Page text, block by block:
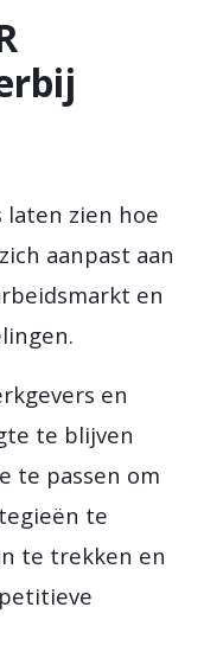
zien hoe
aanpast aan
en
en
te blijven
te passen om
te
te trekken en